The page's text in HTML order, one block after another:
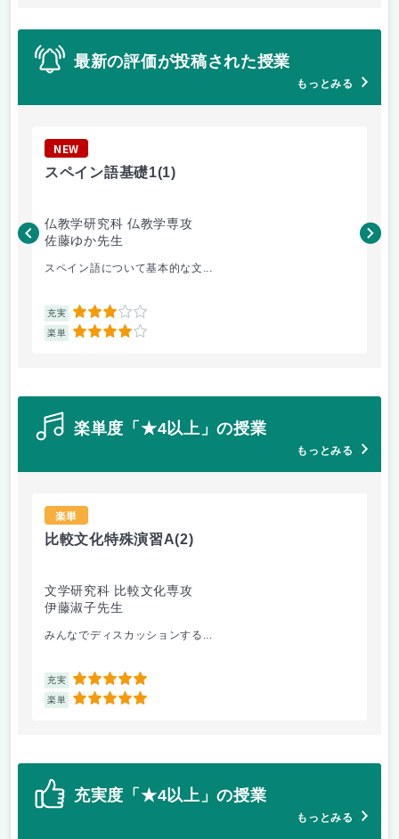
最新の評価が投稿された授業
もっとみる
NEW
スペイン語基礎1(1)
仏教学研究科 仏教学専攻
佐藤ゆか先生
スペイン語について基本的な文...
充実 3
楽単 4
林
楽単度「★4以上」の授業
もっとみる
楽単
比較文化特殊演習A(2)
文学研究科 比較文化専攻
伊藤淑子先生
みんなでディスカッションする...
充実 5
楽単 5
充実度「★4以上」の授業
もっとみる